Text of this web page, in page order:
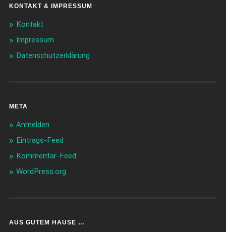
KONTAKT & IMPRESSUM
Kontakt
Impressum
Datenschutzerklärung
META
Anmelden
Eintrags-Feed
Kommentar-Feed
WordPress.org
AUS GUTEM HAUSE …